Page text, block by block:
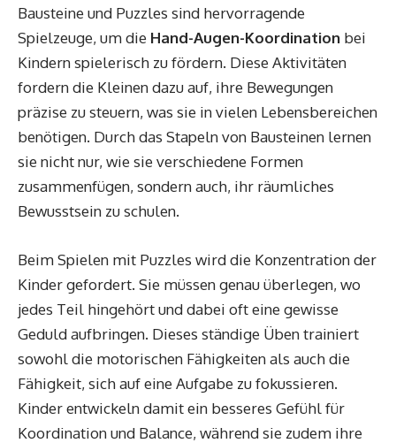
Bausteine und Puzzles sind hervorragende
Spielzeuge, um die Hand-Augen-Koordination bei
Kindern spielerisch zu fördern. Diese Aktivitäten
fordern die Kleinen dazu auf, ihre Bewegungen
präzise zu steuern, was sie in vielen Lebensbereichen
benötigen. Durch das Stapeln von Bausteinen lernen
sie nicht nur, wie sie verschiedene Formen
zusammenfügen, sondern auch, ihr räumliches
Bewusstsein zu schulen.
Beim Spielen mit Puzzles wird die Konzentration der
Kinder gefordert. Sie müssen genau überlegen, wo
jedes Teil hingehört und dabei oft eine gewisse
Geduld aufbringen. Dieses ständige Üben trainiert
sowohl die motorischen Fähigkeiten als auch die
Fähigkeit, sich auf eine Aufgabe zu fokussieren.
Kinder entwickeln damit ein besseres Gefühl für
Koordination und Balance, während sie zudem ihre